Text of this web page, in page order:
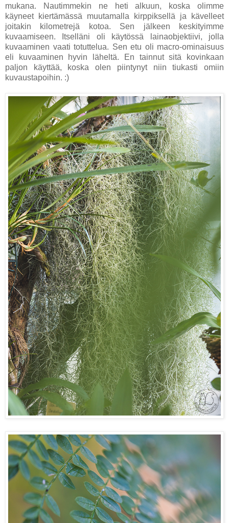
mukana. Nautimmekin ne heti alkuun, koska olimme
käyneet kiertämässä muutamalla kirppiksellä ja kävelleet
joitakin kilometrejä kotoa. Sen jälkeen keskityimme
kuvaamiseen. Itselläni oli käytössä lainaobjektiivi, jolla
kuvaaminen vaati totuttelua. Sen etu oli macro-ominaisuus
eli kuvaaminen hyvin läheltä. En tainnut sitä kovinkaan
paljon käyttää, koska olen piintynyt niin tiukasti omiin
kuvaustapoihin. :)